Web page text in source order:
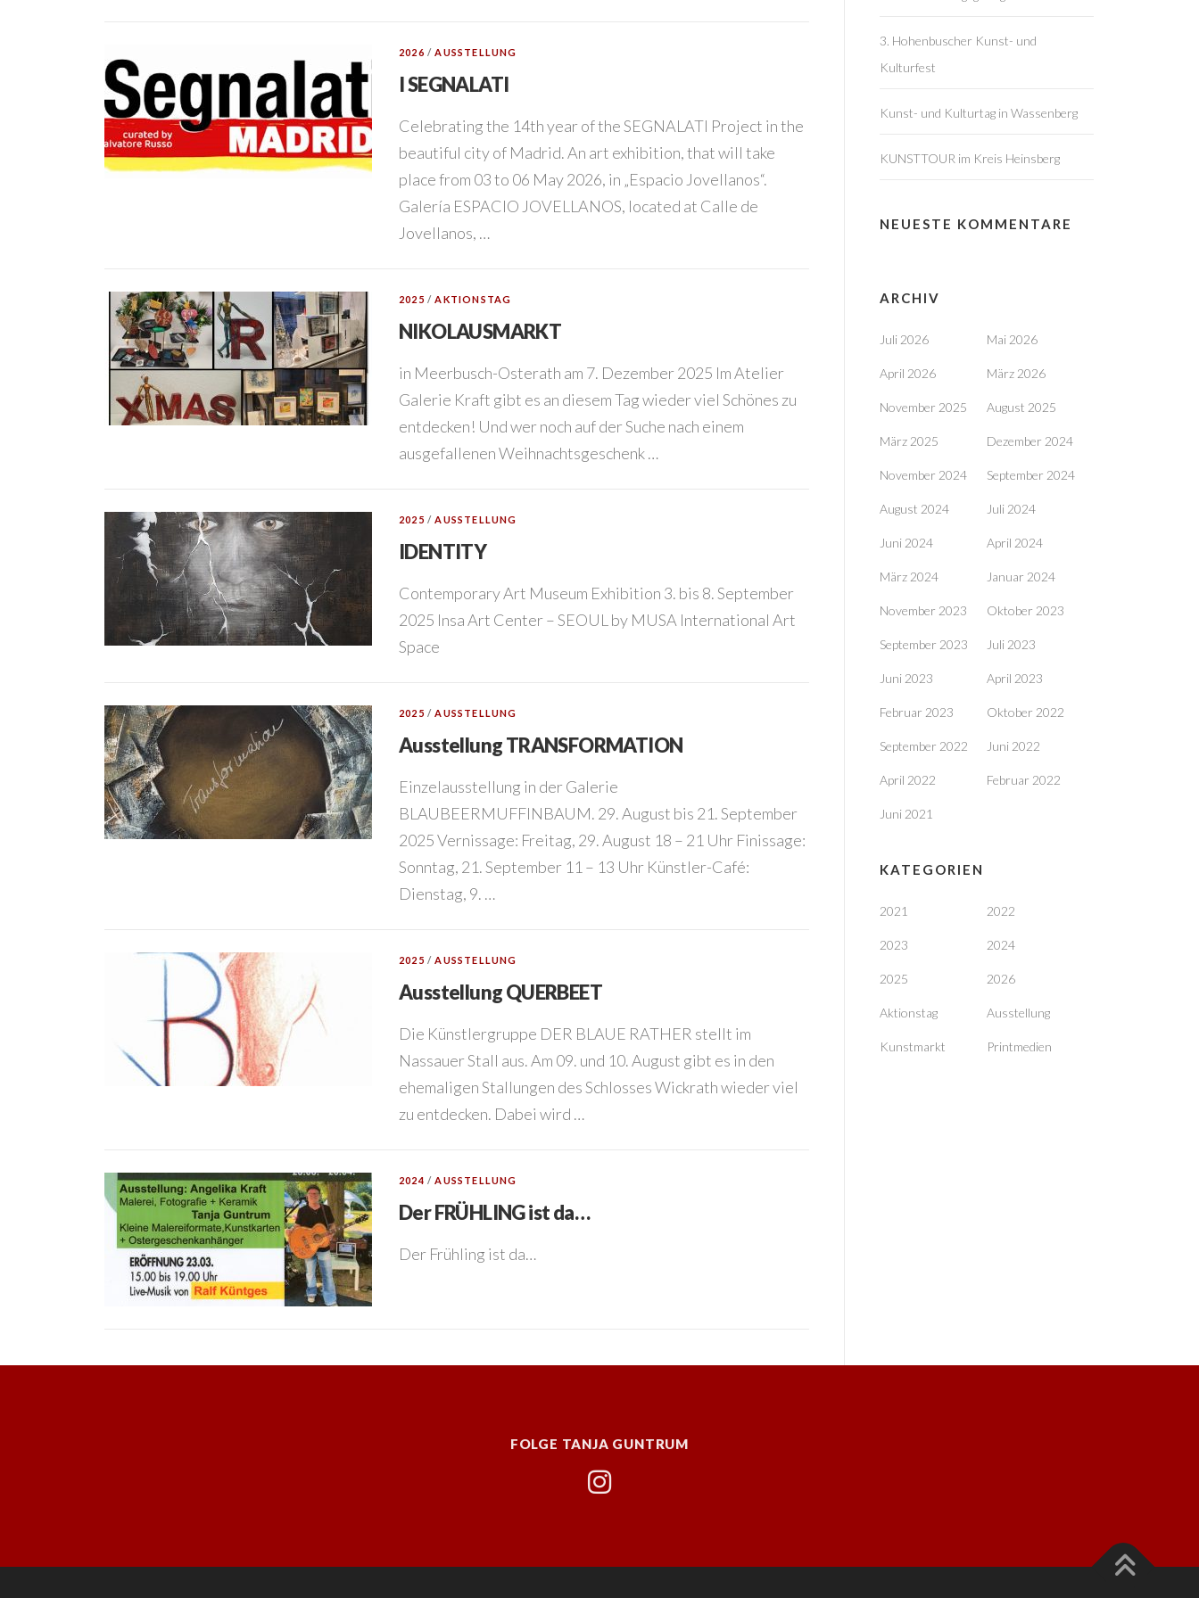
2026 /AUSSTELLUNG
I SEGNALATI
Celebrating the 14th year of the SEGNALATI Project in the
beautiful city of Madrid. An art exhibition, that will take
place from 03 to 06 May 2026, in „Espacio Jovellanos“.
Galería ESPACIO JOVELLANOS, located at Calle de
Jovellanos, …
2025 /AKTIONSTAG
NIKOLAUSMARKT
in Meerbusch-Osterath am 7. Dezember 2025 Im Atelier
Galerie Kraft gibt es an diesem Tag wieder viel Schönes zu
entdecken! Und wer noch auf der Suche nach einem
ausgefallenen Weihnachtsgeschenk …
2025 /AUSSTELLUNG
IDENTITY
Contemporary Art Museum Exhibition 3. bis 8. September
2025 Insa Art Center – SEOUL by MUSA International Art
Space
2025 /AUSSTELLUNG
Ausstellung TRANSFORMATION
Einzelausstellung in der Galerie
BLAUBEERMUFFINBAUM. 29. August bis 21. September
2025 Vernissage: Freitag, 29. August 18 – 21 Uhr Finissage:
Sonntag, 21. September 11 – 13 Uhr Künstler-Café:
Dienstag, 9. …
2025 /AUSSTELLUNG
Ausstellung QUERBEET
Die Künstlergruppe DER BLAUE RATHER stellt im
Nassauer Stall aus. Am 09. und 10. August gibt es in den
ehemaligen Stallungen des Schlosses Wickrath wieder viel
zu entdecken. Dabei wird …
2024 /AUSSTELLUNG
Der FRÜHLING ist da…
Der Frühling ist da…
3. Hohenbuscher Kunst- und
Kulturfest
Kunst- und Kulturtag in Wassenberg
KUNSTTOUR im Kreis Heinsberg
NEUESTE KOMMENTARE
ARCHIV
Juli 2026 Mai 2026
April 2026 März 2026
November 2025 August 2025
März 2025 Dezember 2024
November 2024 September 2024
August 2024 Juli 2024
Juni 2024 April 2024
März 2024 Januar 2024
November 2023 Oktober 2023
September 2023 Juli 2023
Juni 2023 April 2023
Februar 2023 Oktober 2022
September 2022 Juni 2022
April 2022 Februar 2022
Juni 2021
KATEGORIEN
2021 2022
2023 2024
2025 2026
Aktionstag Ausstellung
Kunstmarkt Printmedien
FOLGE TANJA GUNTRUM